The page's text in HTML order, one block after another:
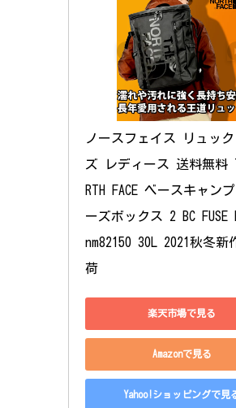
ノースフェイス リュッ
ズ レディース 送料無料
RTH FACE ベースキャン
ーズボックス 2 BC FUSE
nm82150 30L 2021秋冬新
荷
楽天市場で見る
Amazonで見る
Yahoo!ショッピングで見